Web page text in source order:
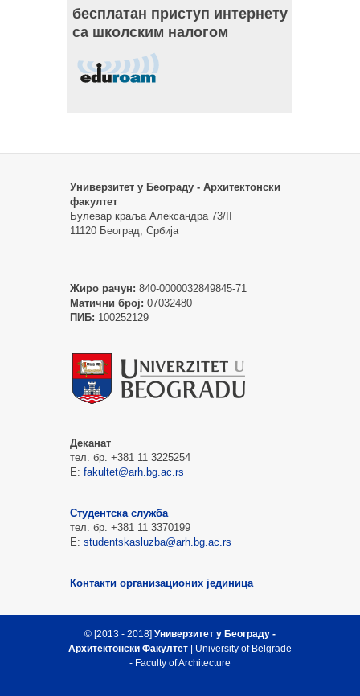
бесплатан приступ интернету
са школским налогом
Универзитет у Београду - Архитектонски
факултет
Булевар краља Александра 73/II
11120 Београд, Србија
Жиро рачун: 840-0000032849845-71
Матични број: 07032480
ПИБ: 100252129
Деканат
тел. бр. +381 11 3225254
Е: fakultet@arh.bg.ac.rs
Студентска служба
тел. бр. +381 11 3370199
Е: studentskasluzba@arh.bg.ac.rs
Контакти организационих јединица
© [2013 - 2018] Универзитет у Београду -
Архитектонски Факултет | University of Belgrade
- Faculty of Architecture